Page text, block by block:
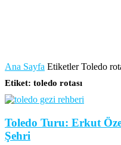
Ana Sayfa Etiketler Toledo
Etiket: toledo rotası
Toledo Turu: Erkut
Şehri